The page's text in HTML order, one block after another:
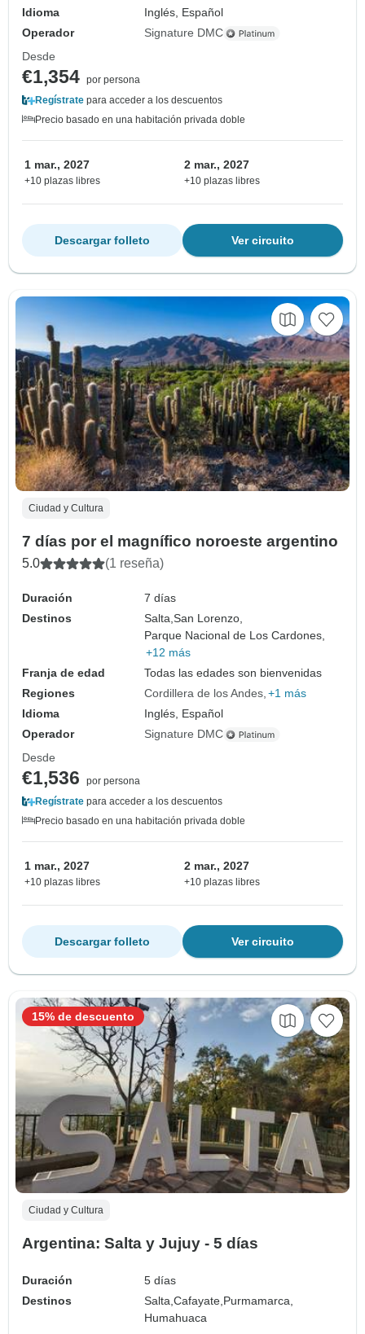
Idioma
Inglés, Español
Operador
Signature DMC
Desde
€1,354 por persona
Regístrate para acceder a los descuentos
Precio basado en una habitación privada doble
1 mar., 2027
+10 plazas libres
2 mar., 2027
+10 plazas libres
Ver circuito
Descargar folleto
Ciudad y Cultura
7 días por el magnífico noroeste argentino
5.0 (1 reseña)
Duración
7 días
Destinos
Salta,San Lorenzo,
Parque Nacional de Los Cardones,
+12 más
Franja de edad
Todas las edades son bienvenidas
Regiones
Cordillera de los Andes +1 más
Idioma
Inglés, Español
Operador
Signature DMC
Desde
€1,536
por persona
Regístrate para acceder a los descuentos
Precio basado en una habitación privada doble
1 mar., 2027
+10 plazas libres
2 mar., 2027
+10 plazas libres
Ver circuito
Descargar folleto
Ciudad y Cultura
Argentina: Salta y Jujuy - 5 días
Duración
5 días
Destinos
Salta,Cafayate, Purmamarca,
Humahuaca
15% de descuento